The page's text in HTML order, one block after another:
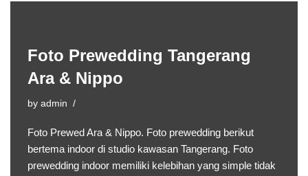
Foto Prewedding Tangerang
Ara & Nippo
by admin
Foto Prewed Ara & Nippo. Foto prewedding berikut
bertema indoor di studio kawasan Tangerang. Foto
prewedding indoor memiliki kelebihan yang simple tidak